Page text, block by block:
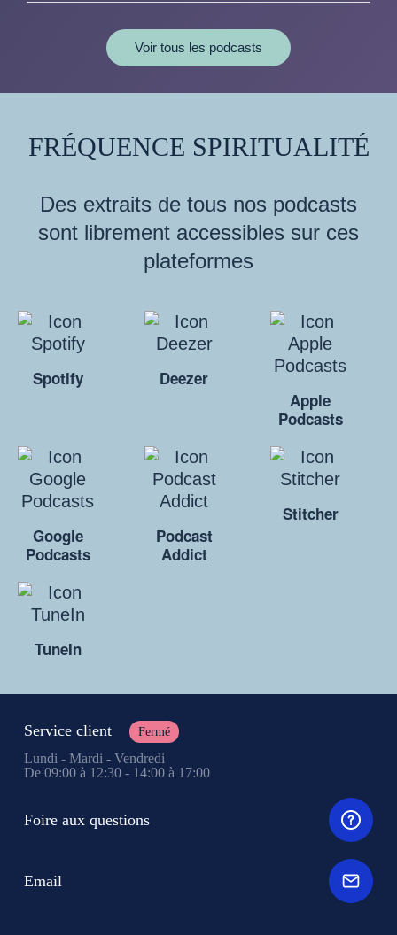
Voir tous les podcasts
FRÉQUENCE SPIRITUALITÉ
Des extraits de tous nos podcasts
sont librement accessibles sur ces
plateformes
Spotify
Deezer
Apple
Podcasts
Google
Podcasts
Podcast
Addict
Stitcher
TuneIn
Service client Fermé
Lundi - Mardi - Vendredi
De 09:00 à 12:30 - 14:00 à 17:00
Foire aux questions
Email